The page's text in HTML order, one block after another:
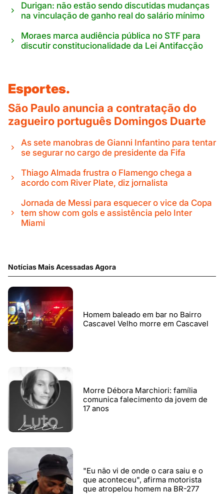
Durigan: não estão sendo discutidas mudanças
na vinculação de ganho real do salário mínimo
Moraes marca audiência pública no STF para
discutir constitucionalidade da Lei Antifacção
Esportes.
São Paulo anuncia a contratação do
zagueiro português Domingos Duarte
As sete manobras de Gianni Infantino para tentar
se segurar no cargo de presidente da Fifa
Thiago Almada frustra o Flamengo chega a
acordo com River Plate, diz jornalista
Jornada de Messi para esquecer o vice da Copa
tem show com gols e assistência pelo Inter
Miami
Notícias Mais Acessadas Agora
Homem baleado em bar no Bairro
Cascavel Velho morre em Cascavel
Morre Débora Marchiori: família
comunica falecimento da jovem de
17 anos
"Eu não vi de onde o cara saiu e o
que aconteceu", afirma motorista
que atropelou homem na BR-277